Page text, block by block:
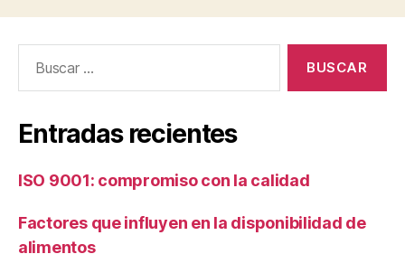
Entradas recientes
ISO 9001: compromiso con la calidad
Factores que influyen en la disponibilidad de
alimentos